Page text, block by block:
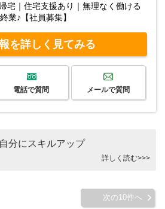
宅｜住宅支援あり｜無理なく働ける
業♪【社員募集】
を詳しく見てみる
電話で質問 メールで質問
分にスキルアップ
詳しく読む>>>
次の10件へ